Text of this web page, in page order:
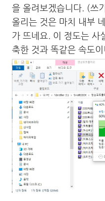
을 올려보겠습니다. (쓰
올리는 것은 마치 내부
가 뜨네요. 이 정도는 사
축한 것과 똑같은 속도